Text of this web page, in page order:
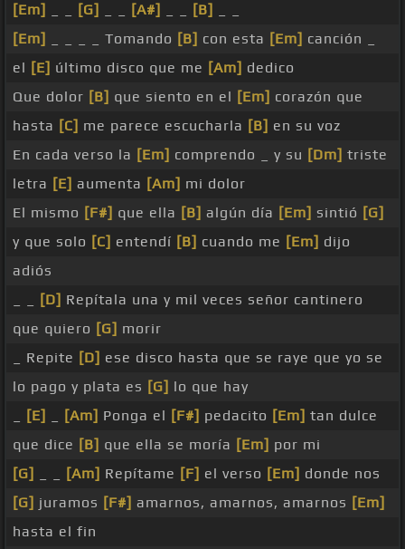
[Em]
[G] [A#] [B]
[Em]
_ _ _ _ Tomando [B] con esta [Em] canción _
el [E] último disco que me [Am] dedico
Que dolor [B] que siento en el [Em] corazón que
hasta [C] me parece escucharla [B] en su voz
En cada verso la [Em] comprendo _ y su [Dm] triste
letra [E] aumenta [Am] mi dolor
El mismo [F#] que ella [B] algún día [Em] sintió [G]
y que solo [C] entendí [B] cuando me [Em] dijo
adiós
[D] Repítala una y mil veces señor cantinero
que quiero [G] morir
_ Repite [D] ese disco hasta que se raye que yo se
lo pago y plata es [G] lo que hay
[E] [Am] Ponga el [F#] pedacito [Em] tan dulce
que dice [B] que ella se moría [Em] por mi
[G]
[Am] Repítame [F] el verso [Em] donde nos
[G] juramos [F#] amarnos, amarnos, amarnos [Em]
hasta el fin